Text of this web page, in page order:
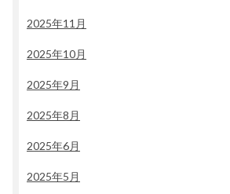
2025年11月
2025年10月
2025年9月
2025年8月
2025年6月
2025年5月